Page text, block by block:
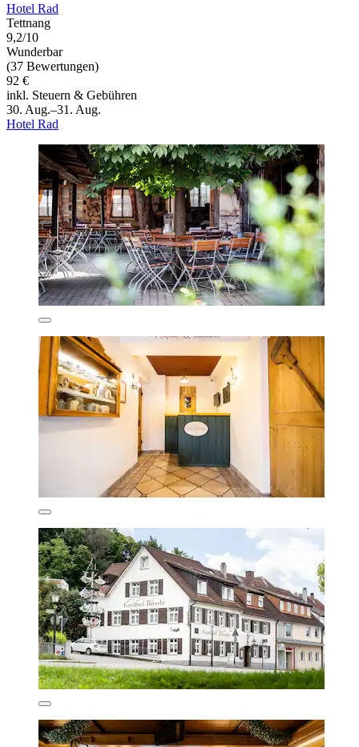
Hotel Rad
Tettnang
9,2/10
Wunderbar
(37 Bewertungen)
92 €
inkl. Steuern & Gebühren
30. Aug.–31. Aug.
Hotel Rad